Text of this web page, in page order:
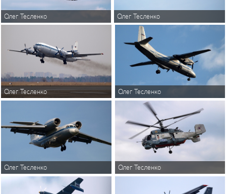
Олег Тесленко Олег Тесленко
Олег Тесленко Олег Тесленко
Олег Тесленко Олег Тесленко